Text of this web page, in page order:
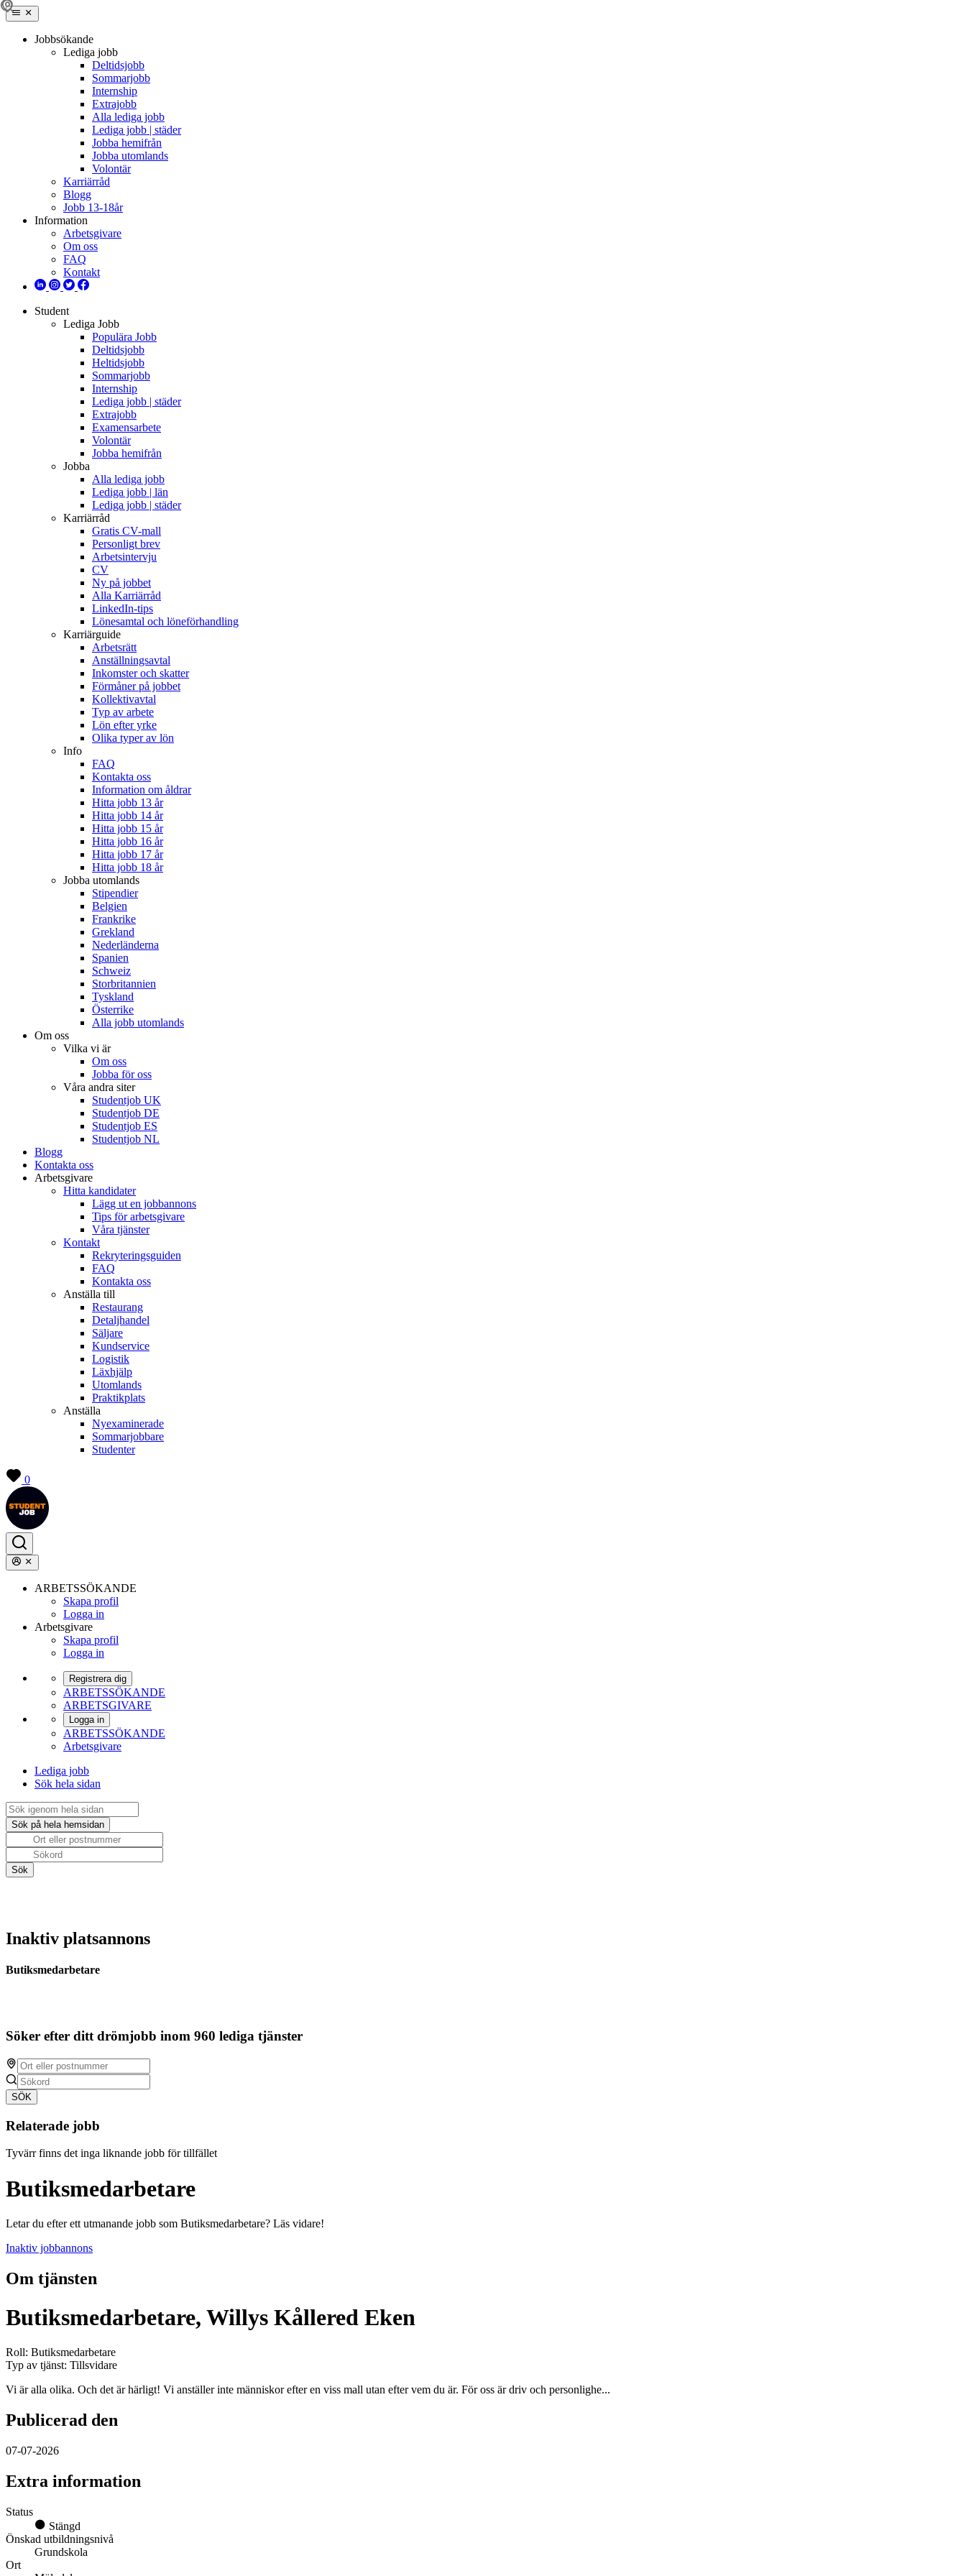
Jobbsökande
Lediga jobb
Deltidsjobb
Sommarjobb
Internship
Extrajobb
Alla lediga jobb
Lediga jobb | städer
Jobba hemifrån
Jobba utomlands
Volontär
Karriärråd
Blogg
Jobb 13-18år
Information
Arbetsgivare
Om oss
FAQ
Kontakt
Student
Lediga Jobb
Populära Jobb
Deltidsjobb
Heltidsjobb
Sommarjobb
Internship
Lediga jobb | städer
Extrajobb
Examensarbete
Volontär
Jobba hemifrån
Jobba
Alla lediga jobb
Lediga jobb | län
Lediga jobb | städer
Karriärråd
Gratis CV-mall
Personligt brev
Arbetsintervju
CV
Ny på jobbet
Alla Karriärråd
LinkedIn-tips
Lönesamtal och löneförhandling
Karriärguide
Arbetsrätt
Anställningsavtal
Inkomster och skatter
Förmåner på jobbet
Kollektivavtal
Typ av arbete
Lön efter yrke
Olika typer av lön
Info
FAQ
Kontakta oss
Information om åldrar
Hitta jobb 13 år
Hitta jobb 14 år
Hitta jobb 15 år
Hitta jobb 16 år
Hitta jobb 17 år
Hitta jobb 18 år
Jobba utomlands
Stipendier
Belgien
Frankrike
Grekland
Nederländerna
Spanien
Schweiz
Storbritannien
Tyskland
Österrike
Alla jobb utomlands
Om oss
Vilka vi är
Om oss
Jobba för oss
Våra andra siter
Studentjob UK
Studentjob DE
Studentjob ES
Studentjob NL
Blogg
Kontakta oss
Arbetsgivare
Hitta kandidater
Lägg ut en jobbannons
Tips för arbetsgivare
Våra tjänster
Kontakt
Rekryteringsguiden
FAQ
Kontakta oss
Anställa till
Restaurang
Detaljhandel
Säljare
Kundservice
Logistik
Läxhjälp
Utomlands
Praktikplats
Anställa
Nyexaminerade
Sommarjobbare
Studenter
0
ARBETSSÖKANDE
Skapa profil
Logga in
Arbetsgivare
Skapa profil
Logga in
Registrera dig
ARBETSSÖKANDE
ARBETSGIVARE
Logga in
ARBETSSÖKANDE
Arbetsgivare
Lediga jobb
Sök hela sidan
Inaktiv platsannons
Butiksmedarbetare
Söker efter ditt drömjobb inom 960 lediga tjänster
SÖK
Relaterade jobb
Tyvärr finns det inga liknande jobb för tillfället
Butiksmedarbetare
Letar du efter ett utmanande jobb som Butiksmedarbetare? Läs vidare!
Inaktiv jobbannons
Om tjänsten
Butiksmedarbetare, Willys Kållered Eken
Roll: Butiksmedarbetare
Typ av tjänst: Tillsvidare
Vi är alla olika. Och det är härligt! Vi anställer inte människor efter en viss mall utan efter vem du är. För oss är driv och personlighe...
Publicerad den
07-07-2026
Extra information
Status
Stängd
Önskad utbildningsnivå
Grundskola
Ort